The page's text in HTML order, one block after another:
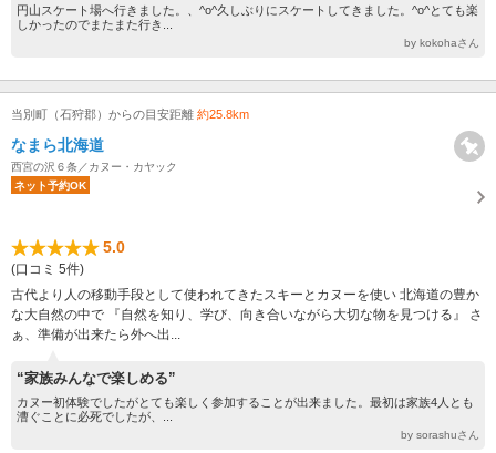
円山スケート場へ行きました。、^o^久しぶりにスケートしてきました。^o^とても楽
しかったのでまたまた行き...
by kokohaさん
当別町（石狩郡）からの目安距離 約25.8km
なまら北海道
西宮の沢６条／カヌー・カヤック
ネット予約OK
5.0
(口コミ 5件)
古代より人の移動手段として使われてきたスキーとカヌーを使い 北海道の豊か
な大自然の中で 『自然を知り、学び、向き合いながら大切な物を見つける』 さ
ぁ、準備が出来たら外へ出...
“家族みんなで楽しめる”
カヌー初体験でしたがとても楽しく参加することが出来ました。最初は家族4人とも
漕ぐことに必死でしたが、...
by sorashuさん